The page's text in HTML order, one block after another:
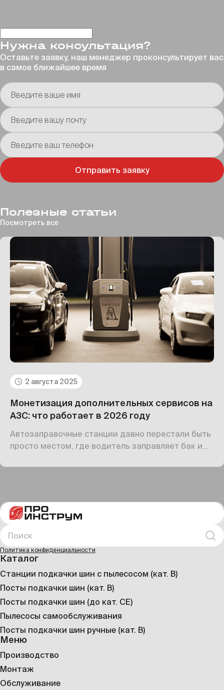
Нужна консультация?
Оставьте заявку, наш менеджер проконсультирует вас
в самое ближайшее время
Введите ваше имя
Введите вашу почту
Введите ваш телефон
Отправить заявку
Полезные статьи
Посмотреть все
2 августа 2025
Монетизация дополнительных сервисов на
АЗС: что работает в 2026 году
Автозаправочные станции давно перестали быть
просто местом, где водитель заправляет бак и
сервисные точки, маленькие «хабы» для
подкачать шины, зарядить электромобиль,
отдохнуть или даже поработать в дороге.
Поиск
Политика конфиденциальности
Каталог
Станции подкачки шин с пылесосом (кат. B)
Посты подкачки шин (кат. B)
Посты подкачки шин (до кат. CE)
Пылесосы самообслуживания
Посты подкачки шин ручные (кат. B)
Меню
Производство
Монтаж
Обслуживание